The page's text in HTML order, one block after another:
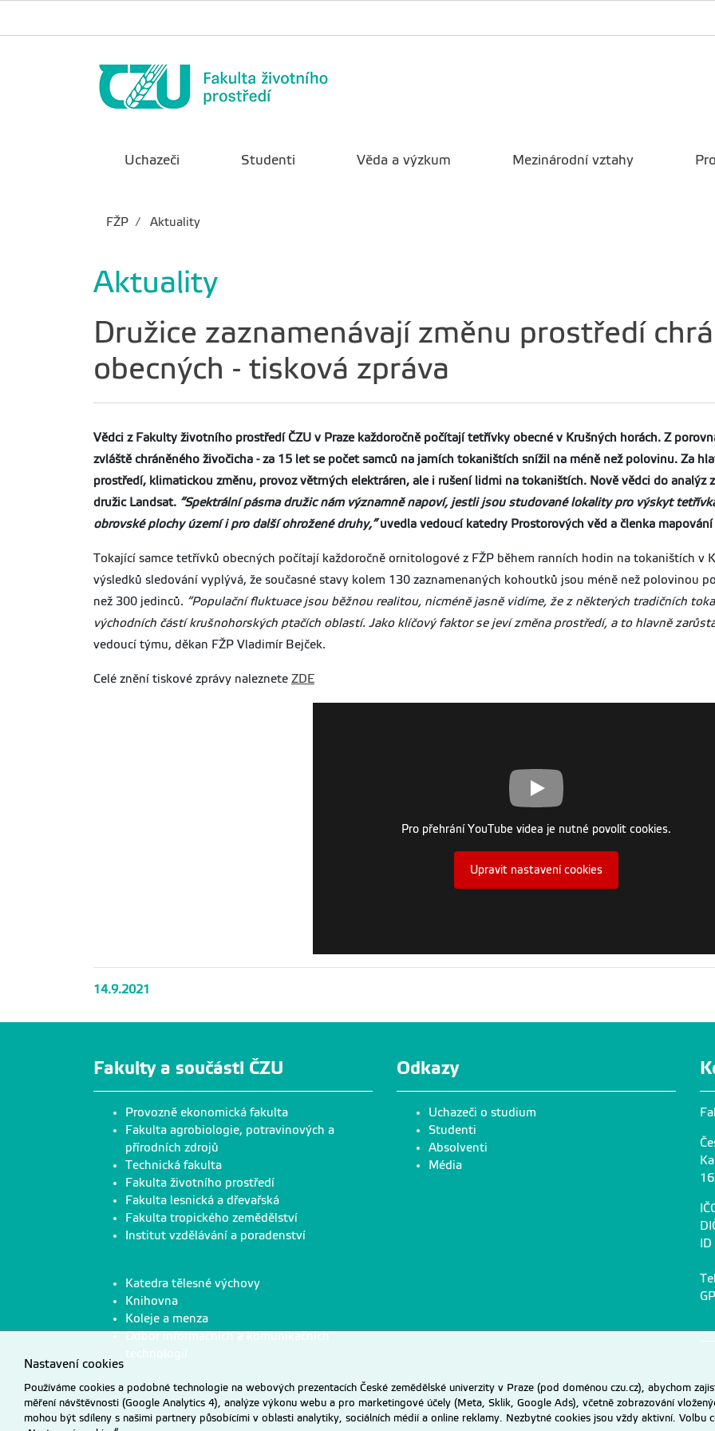
Uchazeči Studenti Věda a výzkum Mezinárodní vztahy
FŽP Aktuality
Aktuality
Družice zaznamenávají změnu prostředí
obecných - tisková zpráva
Vědci z Fakulty životního prostředí ČZU v Praze každoročně počítají tetřívky obecné v Krušných horách. Z
zvláště chráněného živočicha - za 15 let se počet samců na jarních tokaništích snížil na méně než polovinu. Za
prostředí, klimatickou změnu, provoz větrných elektráren, ale i rušení lidmi na tokaništích. Nově vědci do
družic Landsat. “Spektrální pásma družic nám významně napoví, jestli jsou studované lokality pro výskyt
obrovské plochy území i pro další ohrožené druhy,”uvedla vedoucí katedry Prostorových věd a členka
Tokající samce tetřívků obecných počítají každoročně ornitologové z FŽP během ranních hodin na tokaništích v
výsledků sledování vyplývá, že současné stavy kolem 130 zaznamenaných kohoutků jsou méně než polovinou
než 300 jedinců. “Populační fluktuace jsou běžnou realitou, nicméně jasně vidíme, že z některých tradičních
východních částí krušnohorských ptačích oblastí. Jako klíčový faktor se jeví změna prostředí, a to hlavně
vedoucí týmu, děkan FŽP Vladimír Bejček.
Celé znění tiskové zprávy naleznete ZDE
Pro přehrání YouTube videa je nutné povolit cookies.
Upravit nastavení cookies
14.9.2021
Fakulty a součásti ČZU
Provozně ekonomická fakulta
Fakulta agrobiologie, potravinových a
přírodních zdrojů
Technická fakulta
Fakulta životního prostředí
Fakulta lesnická a dřevařská
Fakulta tropického zemědělství
Institut vzdělávání a poradenství
Katedra tělesné výchovy
Knihovna
Koleje a menza
Odbor informačních a komunikačních
technologií
Odkazy
Uchazeči o studium
Studenti
Absolventi
Média
Nastavení cookies
Používáme cookies a podobné technologie na webových prezentacích České zemědělské univerzity v Praze (pod doménou czu.cz), abychom
měření návštěvnosti (Google Analytics 4), analýze výkonu webu a pro marketingové účely (Meta, Sklik, Google Ads), včetně zobrazování
mohou být sdíleny s našimi partnery působícími v oblasti analytiky, sociálních médií a online reklamy. Nezbytné cookies jsou vždy aktivní.